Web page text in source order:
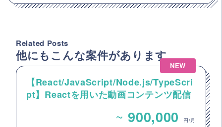
Related Posts
他にもこんな案件があります
NEW
【React/JavaScript/Node.js/TypeScri
pt】Reactを用いた動画コンテンツ配信
~ 900,000 円/月